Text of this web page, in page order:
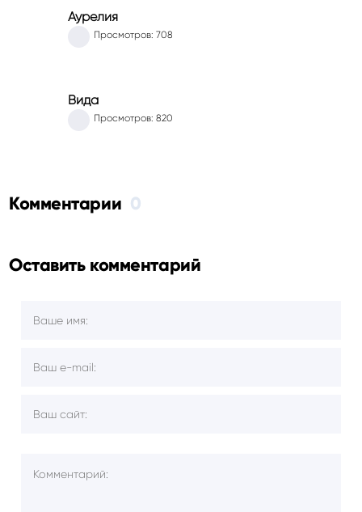
Аурелия
Просмотров: 708
Вида
Просмотров: 820
Комментарии 0
Оставить комментарий